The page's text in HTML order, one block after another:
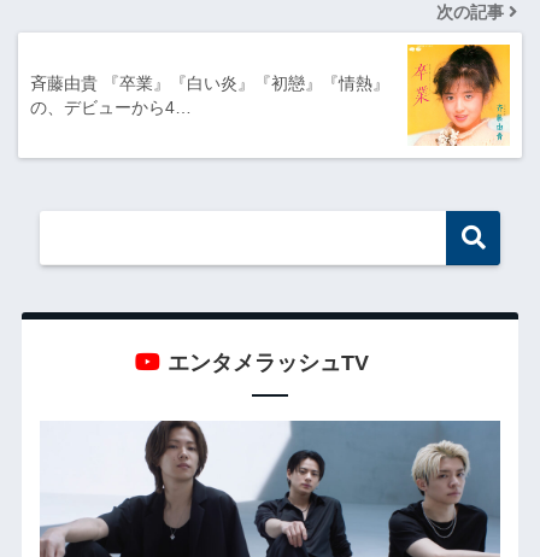
次の記事
斉藤由貴 『卒業』『白い炎』『初戀』『情熱』
の、デビューから4…
エンタメラッシュTV